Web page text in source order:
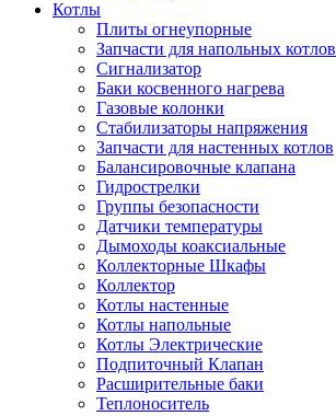
Котлы
Плиты огнеупорные
Запчасти для напольных котлов
Сигнализатор
Баки косвенного нагрева
Газовые колонки
Стабилизаторы напряжения
Запчасти для настенных котлов
Балансировочные клапана
Гидрострелки
Группы безопасности
Датчики температуры
Дымоходы коаксиальные
Коллекторные Шкафы
Коллектор
Котлы настенные
Котлы напольные
Котлы Электрические
Подпиточный Клапан
Расширительные баки
Теплоноситель